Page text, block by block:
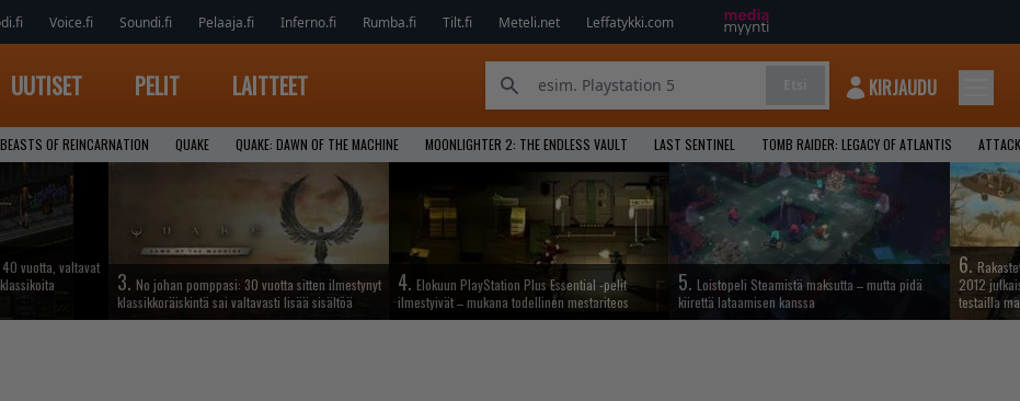
Voice.fi Soundi.fi Pelaaja.fi Inferno.fi Rumba.fi Tilt.fi Meteli.net Leffatykki.com
UUTISET PELIT LAITTEET KIRJAUDU
BEASTS OF REINCARNATION QUAKE QUAKE: DAWN OF THE MACHINE MOONLIGHTER 2: THE ENDLESS VAULT LAST SENTINEL TOMB RAIDER: LEGACY OF ATLANTIS
vuotta, valtavat
3. No johan pomppasi: 30 vuotta sitten ilmestynyt
klassikkoräiskintä sai valtavasti lisää sisältöä
4. Elokuun PlayStation Plus Essential -pelit
ilmestyivät – mukana todellinen mestariteos
5. Loistopeli Steamistä maksutta – mutta pidä
kiirettä lataamisen kanssa
6.
2012
testailla